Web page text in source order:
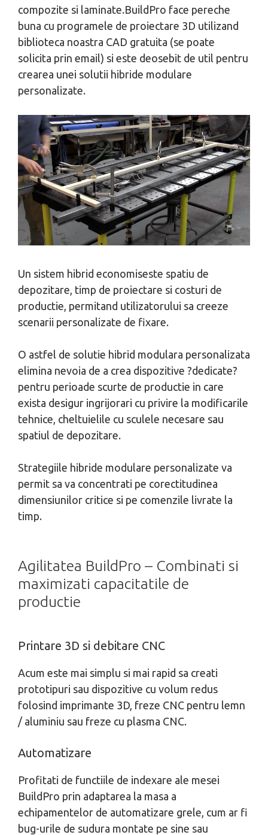
compozite si laminate.BuildPro face pereche
buna cu programele de proiectare 3D utilizand
biblioteca noastra CAD gratuita (se poate
solicita prin email) si este deosebit de util pentru
crearea unei solutii hibride modulare
personalizate.
Un sistem hibrid economiseste spatiu de
depozitare, timp de proiectare si costuri de
productie, permitand utilizatorului sa creeze
scenarii personalizate de fixare.
O astfel de solutie hibrid modulara personalizata
elimina nevoia de a crea dispozitive ?dedicate?
pentru perioade scurte de productie in care
exista desigur ingrijorari cu privire la modificarile
tehnice, cheltuielile cu sculele necesare sau
spatiul de depozitare.
Strategiile hibride modulare personalizate va
permit sa va concentrati pe corectitudinea
dimensiunilor critice si pe comenzile livrate la
timp.
Agilitatea BuildPro – Combinati si
maximizati capacitatile de
productie
Printare 3D si debitare CNC
Acum este mai simplu si mai rapid sa creati
prototipuri sau dispozitive cu volum redus
folosind imprimante 3D, freze CNC pentru lemn
/ aluminiu sau freze cu plasma CNC.
Automatizare
Profitati de functiile de indexare ale mesei
BuildPro prin adaptarea la masa a
echipamentelor de automatizare grele, cum ar fi
bug-urile de sudura montate pe sine sau